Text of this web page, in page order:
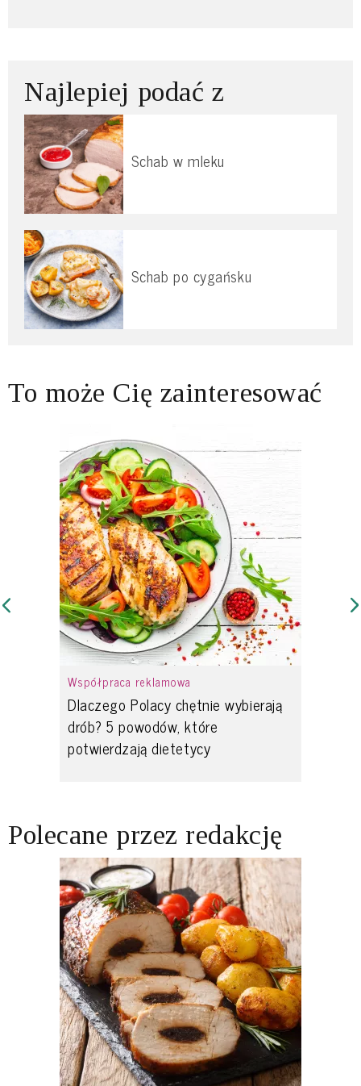
Najlepiej podać z
Schab w mleku
Schab po cygańsku
To może Cię zainteresować
Współpraca reklamowa
Dlaczego Polacy chętnie wybierają
drób? 5 powodów, które
potwierdzają dietetycy
Polecane przez redakcję